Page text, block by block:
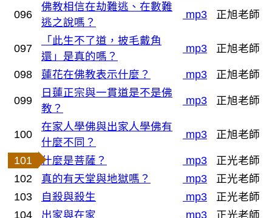
096
佛教相信在劫難逃、在數難
逃之說嗎？
mp3 正旭老師
097
「此生不了道，披毛戴角
還」是真的嗎？
mp3 正旭老師
098 蓮花在佛教表示什麼？ mp3 正旭老師
099
日蓮正宗與一貫道是不是佛
教？
mp3 正旭老師
100
在家人學佛與出家人學佛有
什麼不同？
mp3 正旭老師
101 什麼是菩薩？ mp3
正光老師
102
真的有天堂與地獄嗎？ mp3
正光老師
103
自殺與殺生 mp3
正光老師
104
出家與在家 mp3
正光老師